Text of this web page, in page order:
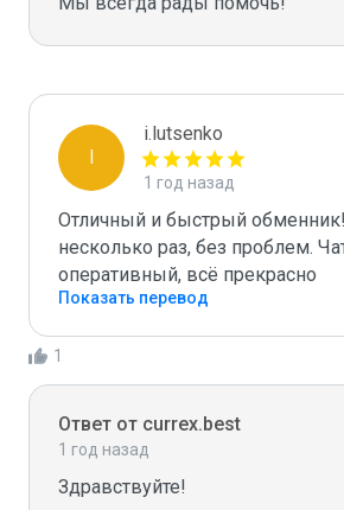
I
i.lutsenko
1 год назад
Отличный и быстрый
несколько раз, без проблем.
оперативный, всё прекрасно
Показать перевод
1
Ответ от currex.best
1 год назад
Здравствуйте!